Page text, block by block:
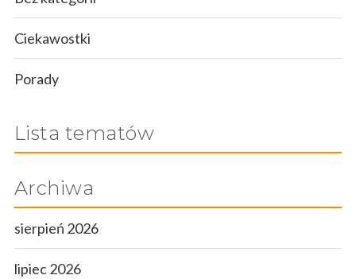
Ciekawostki
Porady
Lista tematów
Archiwa
sierpień 2026
lipiec 2026